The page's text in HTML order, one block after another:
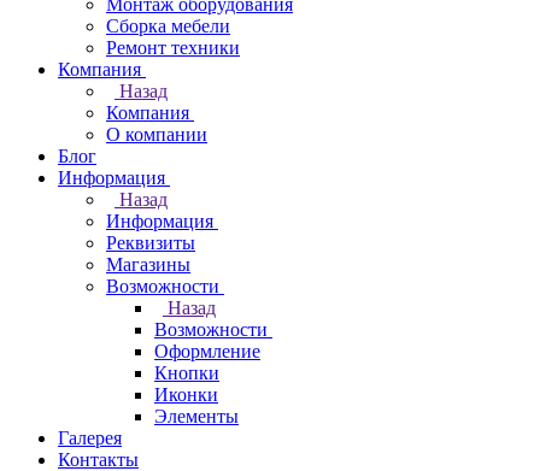
Монтаж оборудования
Сборка мебели
Ремонт техники
Компания
Назад
Компания
О компании
Блог
Информация
Назад
Информация
Реквизиты
Магазины
Возможности
Назад
Возможности
Оформление
Кнопки
Иконки
Элементы
Галерея
Контакты